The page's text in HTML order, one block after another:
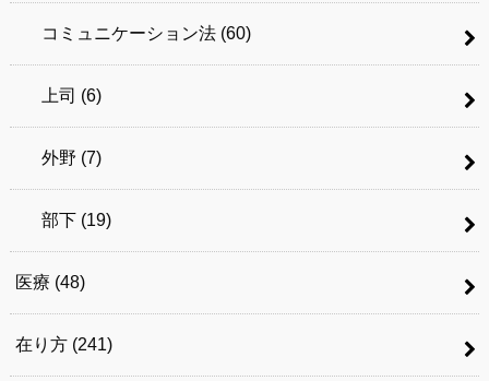
コミュニケーション法 (60)
上司 (6)
外野 (7)
部下 (19)
医療 (48)
在り方 (241)